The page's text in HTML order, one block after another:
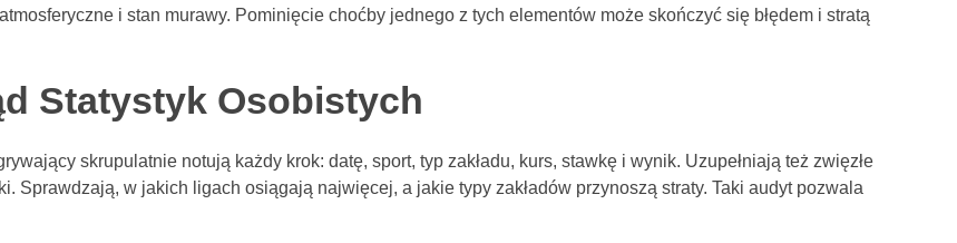
i stan murawy. Pominięcie choćby jednego z tych elementów może skończyć się błędem i stratą
Statystyk Osobistych
skrupulatnie notują każdy krok: datę, sport, typ zakładu, kurs, stawkę i wynik. Uzupełniają też zwięzłe
Sprawdzają, w jakich ligach osiągają najwięcej, a jakie typy zakładów przynoszą straty. Taki audyt pozwala